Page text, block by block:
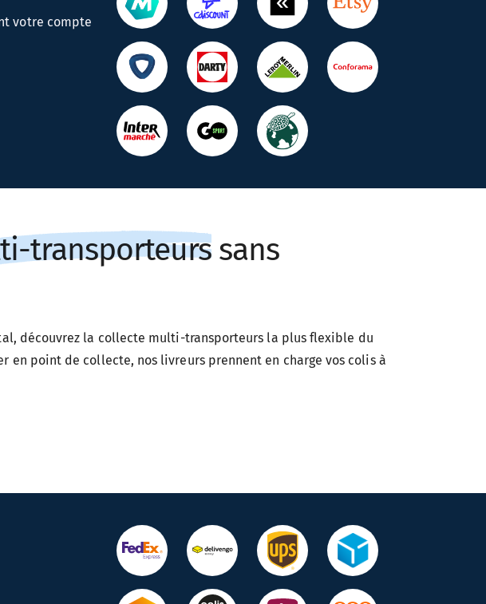
votre compte
transporteurs sans
découvrez la collecte multi-transporteurs la plus flexible du
en point de collecte, nos livreurs prennent en charge vos colis à